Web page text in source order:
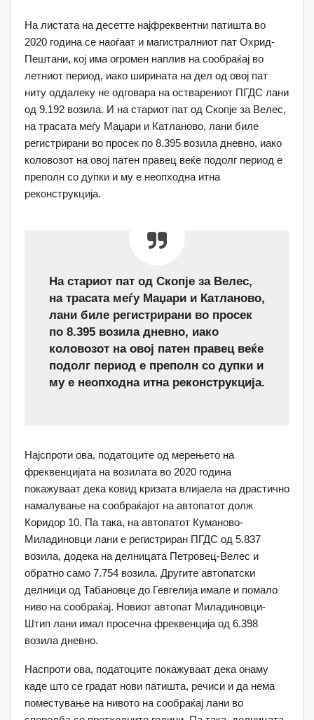
На листата на десетте најфреквентни патишта во
2020 година се наоѓаат и магистралниот пат Охрид-
Пештани, кој има огромен наплив на сообраќај во
летниот период, иако ширината на дел од овој пат
ниту оддалеку не одговара на остварениот ПГДС лани
од 9.192 возила. И на стариот пат од Скопје за Велес,
на трасата меѓу Маџари и Катланово, лани биле
регистрирани во просек по 8.395 возила дневно, иако
коловозот на овој патен правец веќе подолг период е
преполн со дупки и му е неопходна итна
реконструкција.
На стариот пат од Скопје за Велес,
на трасата меѓу Маџари и Катланово,
лани биле регистрирани во просек
по 8.395 возила дневно, иако
коловозот на овој патен правец веќе
подолг период е преполн со дупки и
му е неопходна итна реконструкција.
Најспроти ова, податоците од мерењето на
фреквенцијата на возилата во 2020 година
покажуваат дека ковид кризата влијаела на драстично
намалување на сообраќајот на автопатот долж
Коридор 10. Па така, на автопатот Куманово-
Миладиновци лани е регистриран ПГДС од 5.837
возила, додека на делницата Петровец-Велес и
обратно само 7.754 возила. Другите автопатски
делници од Табановце до Гевгелија имале и помало
ниво на сообраќај. Новиот автопат Миладиновци-
Штип лани имал просечна фреквенција од 6.398
возила дневно.
Наспроти ова, податоците покажуваат дека онаму
каде што се градат нови патишта, речиси и да нема
поместување на нивото на сообраќај лани во